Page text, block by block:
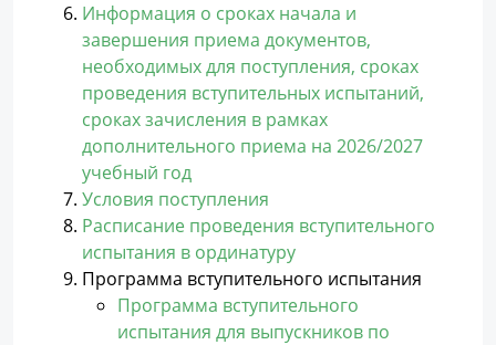
Информация о сроках начала и
завершения приема документов,
необходимых для поступления, сроках
проведения вступительных испытаний,
сроках зачисления в рамках
дополнительного приема на 2026/2027
учебный год
Условия поступления
Расписание проведения вступительного
испытания в ординатуру
Программа вступительного испытания
Программа вступительного
испытания для выпускников по